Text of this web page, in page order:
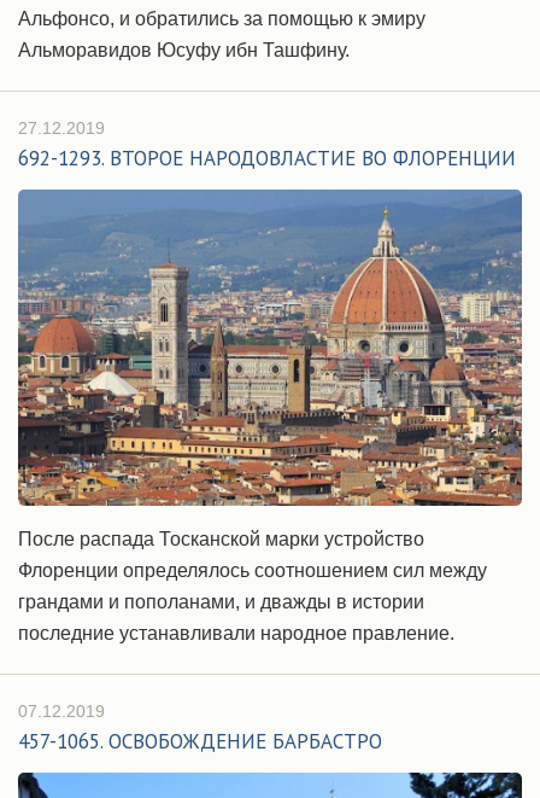
Альфонсо, и обратились за помощью к эмиру
Альморавидов Юсуфу ибн Ташфину.
27.12.2019
692-1293. ВТОРОЕ НАРОДОВЛАСТИЕ ВО ФЛОРЕНЦИИ
После распада Тосканской марки устройство
Флоренции определялось соотношением сил между
грандами и пополанами, и дважды в истории
последние устанавливали народное правление.
07.12.2019
457-1065. ОСВОБОЖДЕНИЕ БАРБАСТРО